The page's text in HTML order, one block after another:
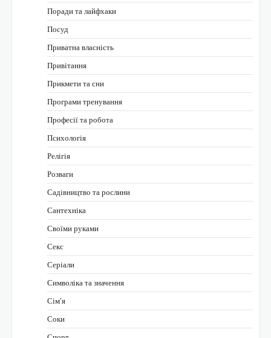
Поради та лайфхаки
Посуд
Приватна власність
Привітання
Прикмети та сни
Програми тренування
Професії та робота
Психологія
Релігія
Розваги
Садівництво та рослини
Сантехніка
Своїми руками
Секс
Серіали
Символіка та значення
Сім’я
Соки